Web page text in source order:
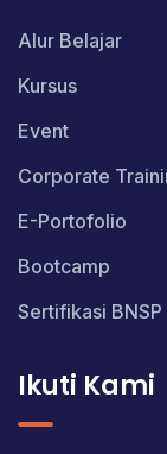
Alur Belajar
Kursus
Event
Corporate
E-Portofolio
Bootcamp
Sertifikasi BNSP
Ikuti Kami